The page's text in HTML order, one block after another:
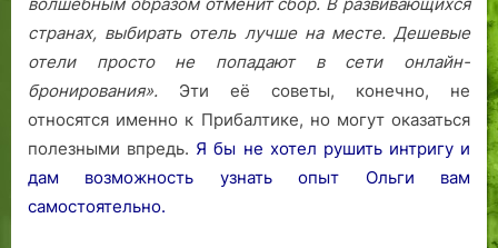
странах, выбирать отель лучше на месте. Дешевые
отели просто не попадают в сети онлайн-
бронирования». Эти её советы, конечно, не
относятся именно к Прибалтике, но могут оказаться
полезными впредь. Я бы не хотел рушить интригу и
дам возможность узнать опыт Ольги вам
самостоятельно.